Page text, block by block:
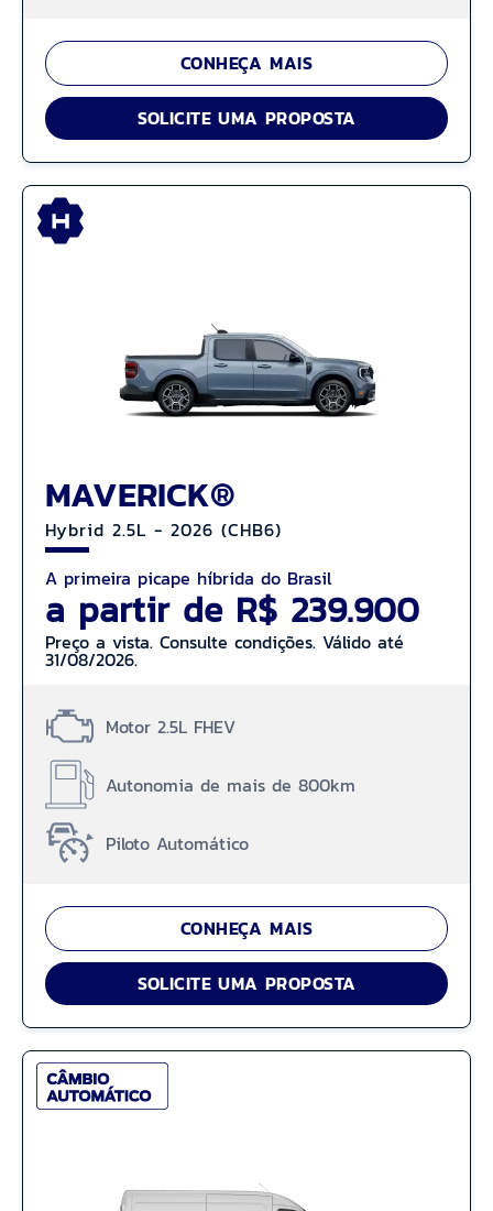
CONHEÇA MAIS
SOLICITE UMA PROPOSTA
MAVERICK®
Hybrid 2.5L - 2026 (CHB6)
A primeira picape híbrida do Brasil
a partir de R$ 239.900
Preço a vista. Consulte condições. Válido até
31/08/2026.
Motor 2.5L FHEV
Autonomia de mais de 800km
Piloto Automático
CONHEÇA MAIS
SOLICITE UMA PROPOSTA